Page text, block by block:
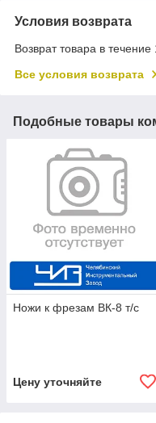
Условия возврата
Возврат товара в
Все условия возврата
Подобные товары
Ножи к фрезам ВК-8 т/с
Цену уточняйте